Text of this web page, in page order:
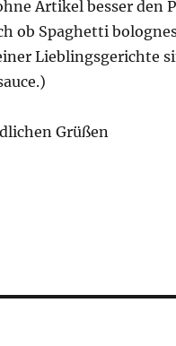
Artikel besser den
ob Spaghetti
Lieblingsgerichte
Grüßen